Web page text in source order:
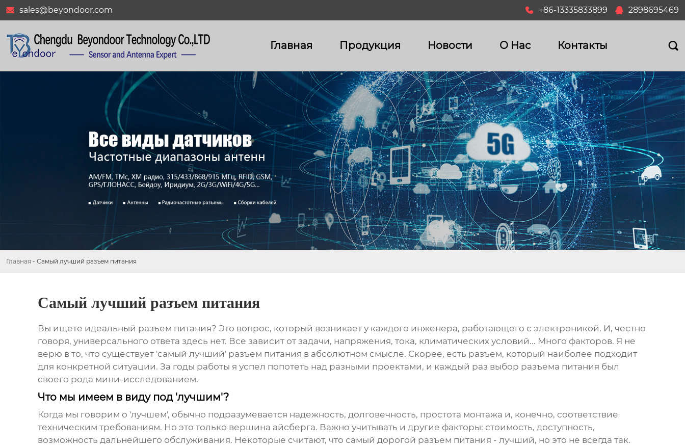
 sales@beyondoor.com  +86-13335833899  2898695469
Главная Продукция Новости О Hас Контакты 
Главная - Самый лучший разъем питания
Самый лучший разъем питания
Вы ищете идеальный разъем питания? Это вопрос, который возникает у каждого инженера, работающего с электроникой. И, честно
говоря, универсального ответа здесь нет. Все зависит от задачи, напряжения, тока, климатических условий... Много факторов. Я не
верю в то, что существует 'самый лучший' разъем питания в абсолютном смысле. Скорее, есть разъем, который наиболее подходит
для конкретной ситуации. За годы работы я успел попотеть над разными проектами, и каждый раз выбор разъема питания был
своего рода мини-исследованием.
Что мы имеем в виду под 'лучшим'?
Когда мы говорим о 'лучшем', обычно подразумевается надежность, долговечность, простота монтажа и, конечно, соответствие
техническим требованиям. Но это только вершина айсберга. Важно учитывать и другие факторы: стоимость, доступность,
возможность дальнейшего обслуживания. Некоторые считают, что самый дорогой разъем питания - лучший, но это не всегда так.